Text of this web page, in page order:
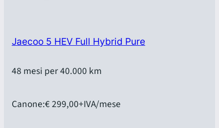
Jaecoo 5 HEV Full Hybrid Pure
48 mesi per 40.000 km
Canone:€ 299,00+IVA/mese